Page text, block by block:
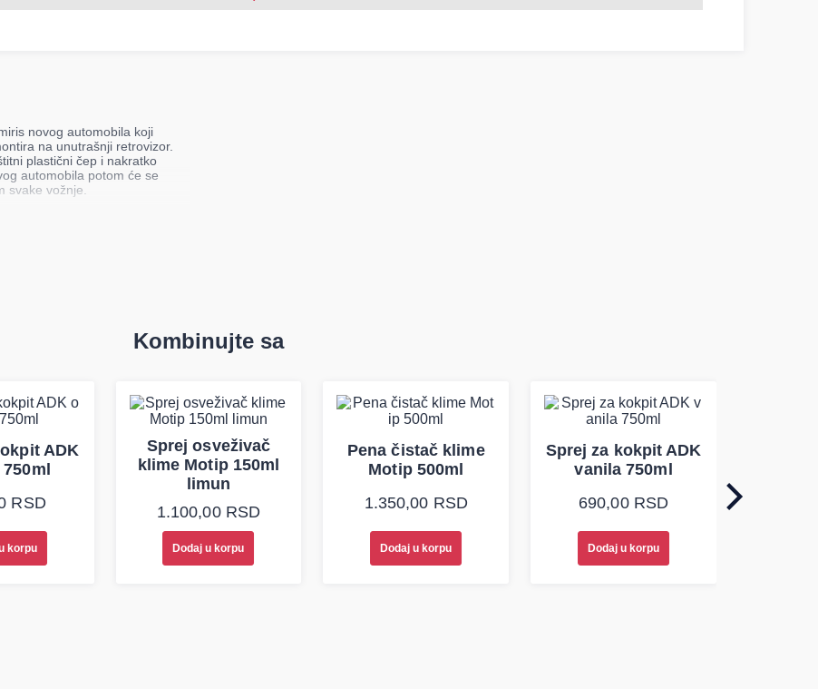
novog automobila koji
na unutrašnji retrovizor.
plastični čep i nakratko
automobila potom će se
svake vožnje.
Kombinujte sa
ADK
RSD
korpu
Sprej osveživač
klime Motip 150ml
limun
1.100,00 RSD
Dodaj u korpu
Pena čistač klime
Motip 500ml
1.350,00 RSD
Dodaj u korpu
Sprej za kokpit ADK
vanila 750ml
690,00 RSD
Dodaj u korpu